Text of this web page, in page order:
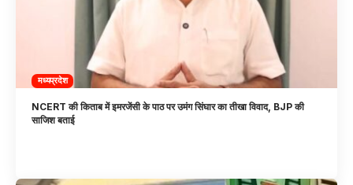
मध्यप्रदेश
NCERT की किताब में इमरजेंसी के पाठ पर उमंग सिंघार का तीखा विवाद, BJP की
साजिश बताई